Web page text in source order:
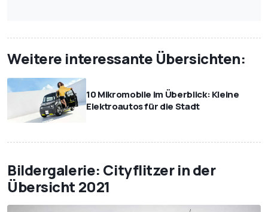
Weitere interessante Übersichten:
10 Mikromobile im Überblick: Kleine
Elektroautos für die Stadt
Bildergalerie: Cityflitzer in der
Übersicht 2021